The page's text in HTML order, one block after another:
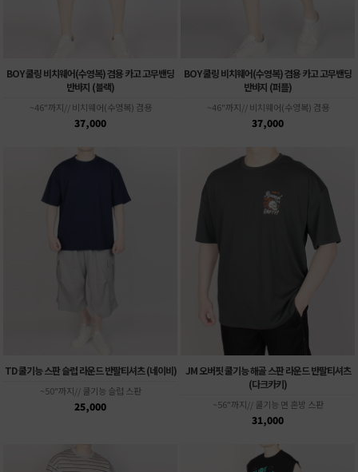
BOY 쿨링 비치웨어(수영복) 겸용 카고 고무밴딩
반바지 (블랙)
~46"까지// 비치웨어(수영복) 겸용
37,000
BOY 쿨링 비치웨어(수영복) 겸용 카고 고무밴딩
반바지 (퍼플)
~46"까지// 비치웨어(수영복) 겸용
37,000
TD 쿨기능 스판 슬럽 라운드 반팔티셔츠 (네이비)
~50"까지// 쿨기능 슬럽 스판
25,000
JM 오버핏 쿨기능 해골 스판 라운드 반팔티셔츠
(다크카키)
~56"까지// 쿨기능 면 혼방 스판
31,000